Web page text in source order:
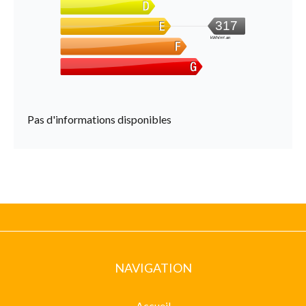
317
kWh/m².an
Pas d'informations disponibles
NAVIGATION